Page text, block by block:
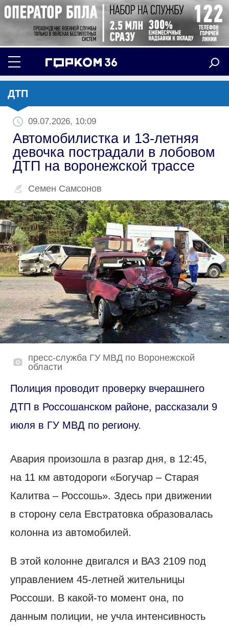
ДТП
09.07.2026, 10:09
Автомобилистка и 13-летняя
девочка пострадали в лобовом
ДТП на воронежской трассе
Семен Самсонов
пресс-служба ГУ МВД по Воронежской
области
Полиция проводит проверку вчерашнего
ДТП в Россошанском районе, рассказали 9
июля в ГУ МВД по региону.
Авария произошла в разгар дня, в 12:45,
на 11 км автодороги «Богучар – Старая
Калитва – Россошь». Здесь при движении
в сторону села Евстратовка образовалась
колонна из автомобилей.
В этой колонне двигался и ВАЗ 2109 под
управлением 45-летней жительницы
Россоши. В какой-то момент она, по
данным полиции, не учла интенсивность